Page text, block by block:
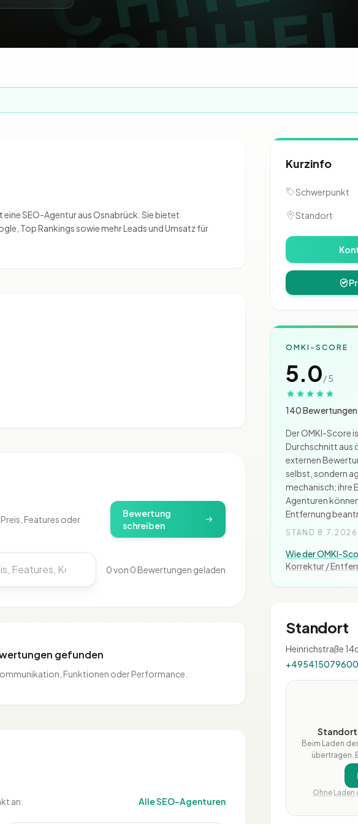
SEO-Agentur aus Osnabrück. Sie bietet
Top Rankings sowie mehr Leads und Umsatz für
Features oder
Bewertung
schreiben
0 von 0 Bewertungen geladen
gefunden
Funktionen oder Performance.
an. Alle SEO-Agenturen
Kurzinfo
Schwerpunkt
Standort
OMKI-SCORE
5.0/ 5
140 Bewertungen
Der OMKI-Score
Durchschnitt aus
externen
selbst, sondern
mechanisch; ihre
Agenturen
Entfernung
STAND 8.7.2026
Wie der OMKI-
Korrektur /
Standort
Heinrichstraße
+495415079600
Standort
Beim Laden
übertragen.
Ohne